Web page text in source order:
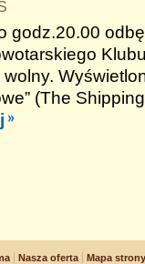
godz.20.00
(The
Nasza oferta Mapa strony